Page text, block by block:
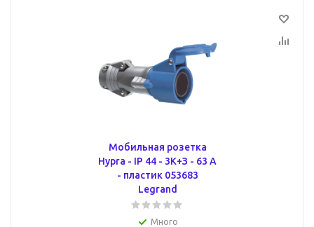
Мобильная розетка
Hypra - IP 44 - 3К+З - 63 А
- пластик 053683
Legrand
Много